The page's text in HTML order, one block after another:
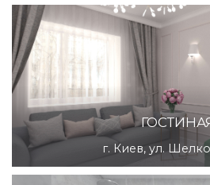
г. Киев, ул.